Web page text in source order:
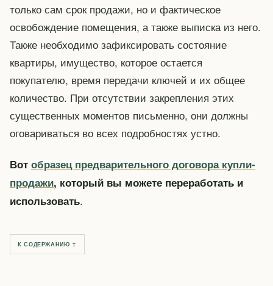
только сам срок продажи, но и фактическое
освобождение помещения, а также выписка из него.
Также необходимо зафиксировать состояние
квартиры, имущество, которое остается
покупателю, время передачи ключей и их общее
количество. При отсутствии закрепления этих
существенных моментов письменно, они должны
оговариваться во всех подробностях устно.
Вот образец предварительного договора купли-
продажи, который вы можете переработать и
использовать.
К СОДЕРЖАНИЮ ↑